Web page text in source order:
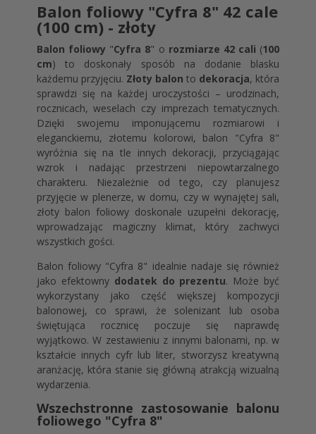
Balon foliowy "Cyfra 8" 42 cale
(100 cm) - złoty
Balon foliowy "Cyfra 8" o rozmiarze 42 cali (100
cm) to doskonały sposób na dodanie blasku
każdemu przyjęciu. Złoty balon to dekoracja, która
sprawdzi się na każdej uroczystości – urodzinach,
rocznicach, weselach czy imprezach tematycznych.
Dzięki swojemu imponującemu rozmiarowi i
eleganckiemu, złotemu kolorowi, balon "Cyfra 8"
wyróżnia się na tle innych dekoracji, przyciągając
wzrok i nadając przestrzeni niepowtarzalnego
charakteru. Niezależnie od tego, czy planujesz
przyjęcie w plenerze, w domu, czy w wynajętej sali,
złoty balon foliowy doskonale uzupełni dekorację,
wprowadzając magiczny klimat, który zachwyci
wszystkich gości.
Balon foliowy "Cyfra 8" idealnie nadaje się również
jako efektowny dodatek do prezentu. Może być
wykorzystany jako część większej kompozycji
balonowej, co sprawi, że solenizant lub osoba
świętująca rocznicę poczuje się naprawdę
wyjątkowo. W zestawieniu z innymi balonami, np. w
kształcie innych cyfr lub liter, stworzysz kreatywną
aranżację, która stanie się główną atrakcją wizualną
wydarzenia.
Wszechstronne zastosowanie balonu
foliowego "Cyfra 8"